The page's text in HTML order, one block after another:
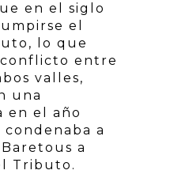
en el siglo
el
lo que
entre
valles,
una
en el año
condenaba a
a
Tributo.